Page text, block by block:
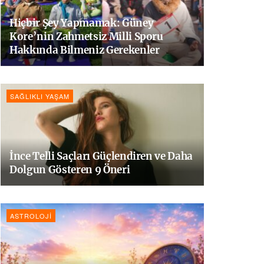
Hiçbir Şey Yapmamak: Güney
Kore’nin Zahmetsiz Milli Sporu
Hakkında Bilmeniz Gerekenler
SAĞLIKLI YAŞAM
İnce Telli Saçları Güçlendiren ve Daha
Dolgun Gösteren 9 Öneri
ASTROLOJI